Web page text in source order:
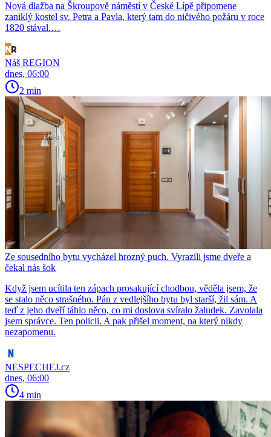
Nová dlažba na Škroupově náměstí v České Lípě připomene
zaniklý kostel sv. Petra a Pavla, který tam do ničivého požáru v roce
1820 stával.…
Náš REGION
dnes, 06:00
2 min
Ze sousedního bytu vycházel hrozný puch. Vyrazili jsme dveře a
čekal nás šok
Když jsem ucítila ten zápach prosakující chodbou, věděla jsem, že
se stalo něco strašného. Pán z vedlejšího bytu byl starší, žil sám. A
teď z jeho dveří táhlo něco, co mi doslova svíralo žaludek. Zavolala
jsem správce. Ten policii. A pak přišel moment, na který nikdy
nezapomenu.
NESPECHEJ.cz
dnes, 06:00
4 min